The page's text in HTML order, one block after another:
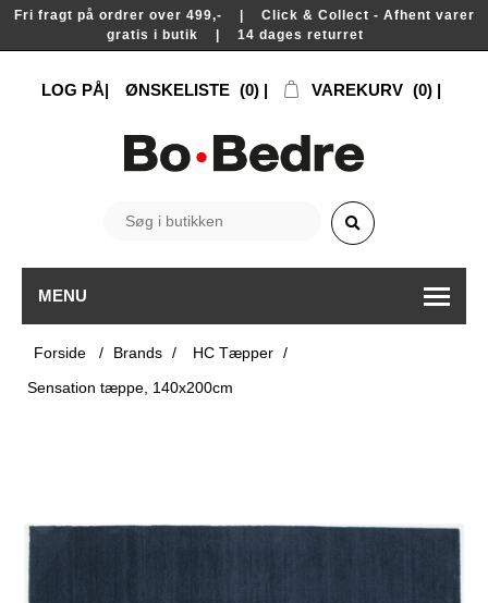
Fri fragt på ordrer over 499,- | Click & Collect - Afhent varer
gratis i butik | 14 dages returret
LOG PÅ ØNSKELISTE (0) VAREKURV (0)
MENU
Forside / Brands / HC Tæpper /
Sensation tæppe, 140x200cm